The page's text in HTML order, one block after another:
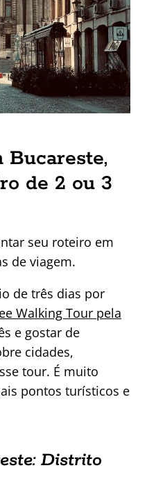
Bucareste,
de 2 ou 3
seu roteiro em
de viagem.
de três dias por
Walking Tour pela
e gostar de
cidades,
tour. É muito
pontos turísticos e
Distrito